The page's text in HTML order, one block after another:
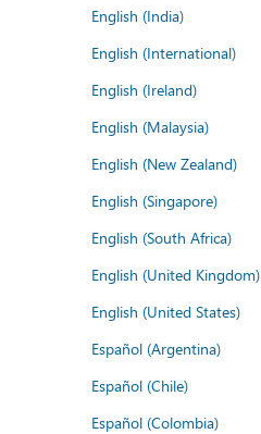
English (India)
English (International)
English (Ireland)
English (Malaysia)
English (New Zealand)
English (Singapore)
English (South Africa)
English (United Kingdom)
English (United States)
Español (Argentina)
Español (Chile)
Español (Colombia)